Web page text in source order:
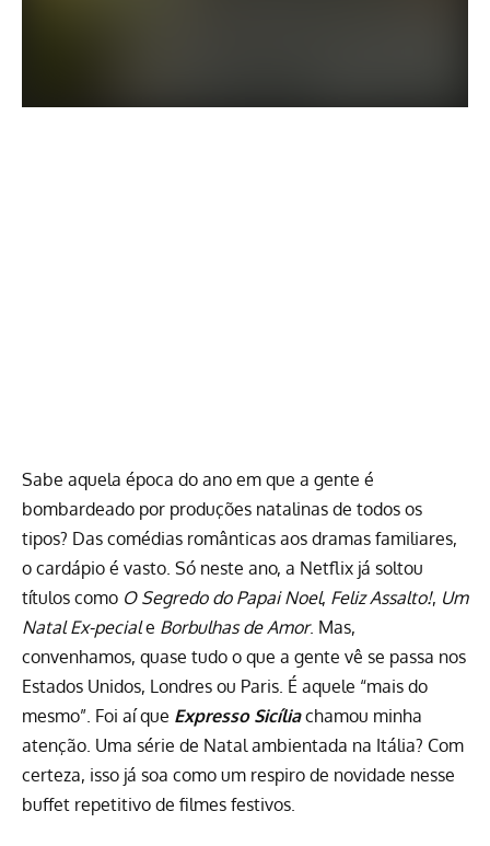
Sabe aquela época do ano em que a gente é
bombardeado por produções natalinas de todos os
tipos? Das comédias românticas aos dramas familiares,
o cardápio é vasto. Só neste ano, a Netflix já soltou
títulos como O Segredo do Papai Noel, Feliz Assalto!, Um
Natal Ex-peciale Borbulhas de Amor. Mas,
convenhamos, quase tudo o que a gente vê se passa nos
Estados Unidos, Londres ou Paris. É aquele “mais do
mesmo”. Foi aí que Expresso Sicíliachamou minha
atenção. Uma série de Natal ambientada na Itália? Com
certeza, isso já soa como um respiro de novidade nesse
buffet repetitivo de filmes festivos.